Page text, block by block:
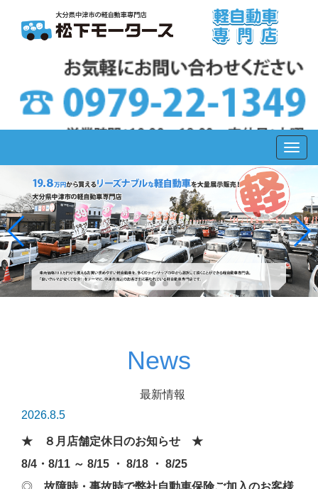
News
最新情報
2026.8.5
★ ８月店舗定休日のお知らせ ★
8/4・8/11 ～ 8/15 ・ 8/18 ・ 8/25